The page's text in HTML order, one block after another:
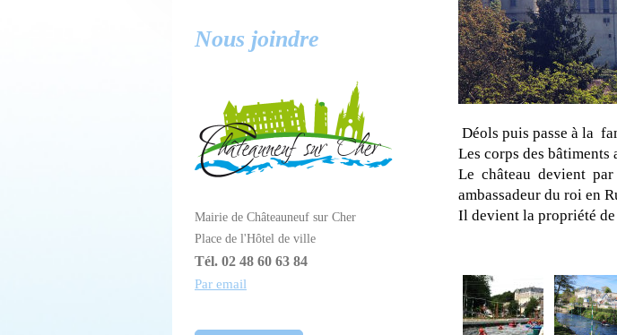
Déols puis passe à la
Les corps des bâtiments
Le château devient
ambassadeur du roi en
Il devient la propriété
Nous joindre
Mairie de Châteauneuf sur Cher
Place de l'Hôtel de ville
Tél. 02 48 60 63 84
Par email